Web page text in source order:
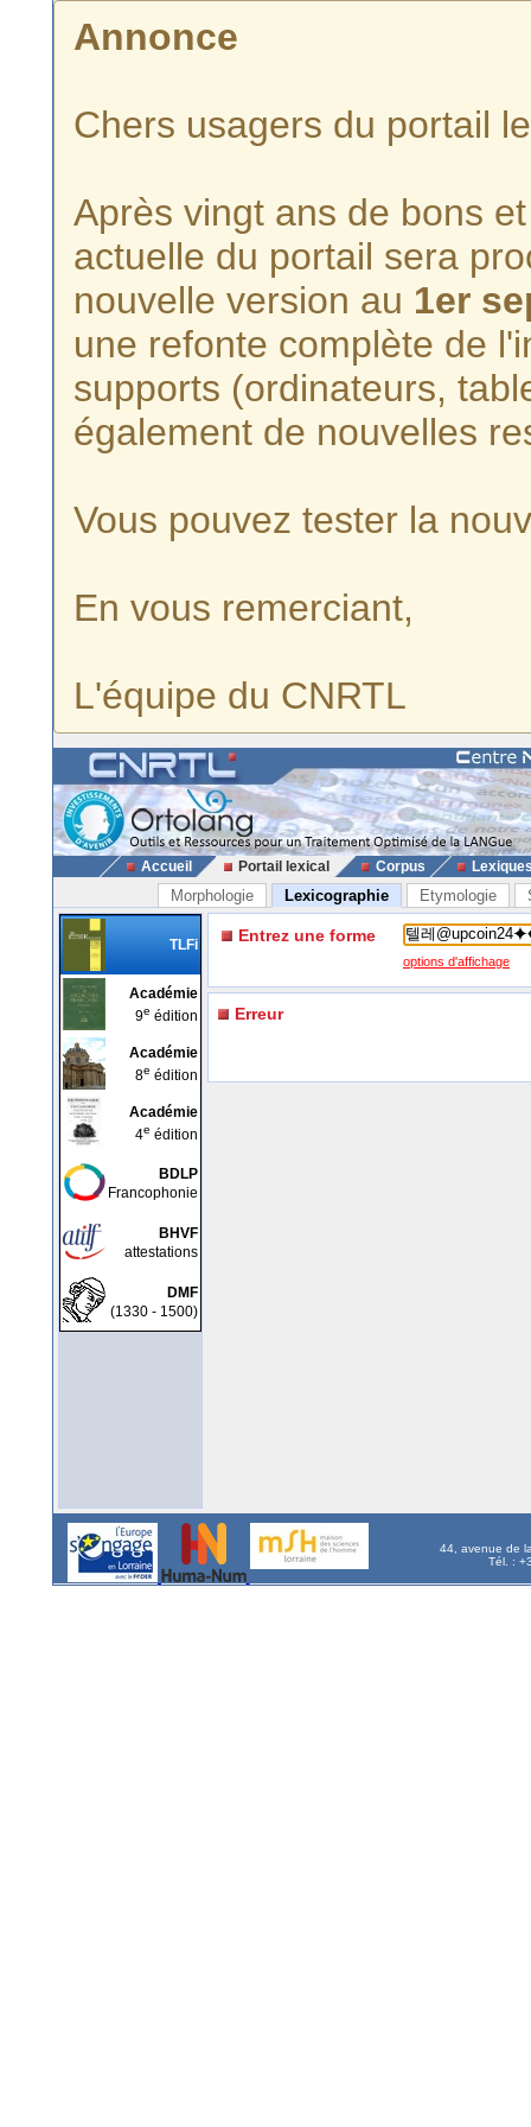
Annonce
Chers usagers du portail
Après vingt ans de bons
actuelle du portail sera
nouvelle version au 1er
une refonte complète de
supports (ordinateurs,
également de nouvelles
Vous pouvez tester la
En vous remerciant,
L'équipe du CNRTL
Accueil Portail lexical Corpus
Morphologie Lexicographie Etymologie
TLFi
Académie
9e édition
Académie
8e édition
Académie
4e édition
BDLP
Francophonie
BHVF
attestations
DMF
(1330 - 1500)
Entrez une forme
options d'affichage
Erreur
44, avenue de
Tél. :